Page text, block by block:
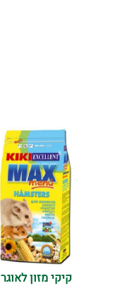
קיקי מזון לאוגר